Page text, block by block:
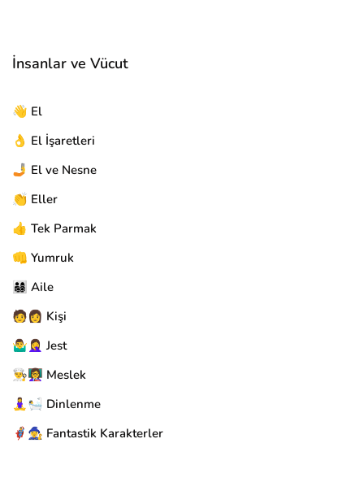
İnsanlar ve Vücut
👋 El
👌 El İşaretleri
🤳 El ve Nesne
👏 Eller
👍 Tek Parmak
👊 Yumruk
👨‍👩‍👧‍👦 Aile
🧑👩 Kişi
🤷‍♂️🤦‍♀️ Jest
👨‍🍳👩‍🏫 Meslek
🧘‍♀️🛀 Dinlenme
🦸‍♂️🧙‍♀️ Fantastik Karakterler